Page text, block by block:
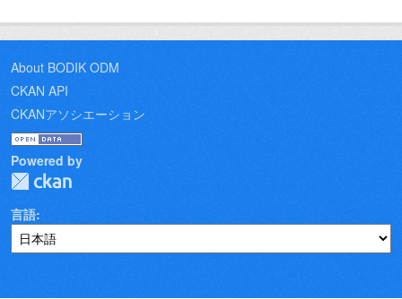
About BODIK ODM
CKAN API
CKANアソシエーション
Powered by
言語